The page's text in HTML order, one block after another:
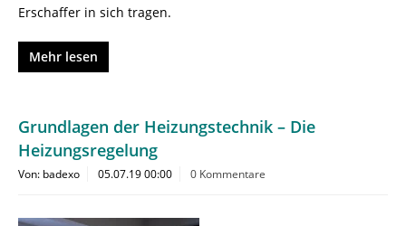
Erschaffer in sich tragen.
Mehr lesen
Grundlagen der Heizungstechnik – Die
Heizungsregelung
Von: badexo 05.07.19 00:00 0 Kommentare